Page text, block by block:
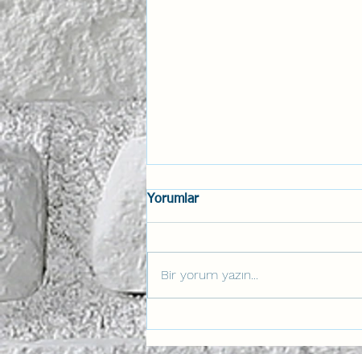
Yorumlar
Bir yorum yazın...